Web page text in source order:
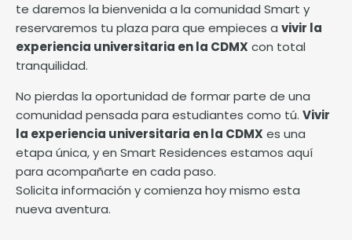
te daremos la bienvenida a la comunidad Smart y
reservaremos tu plaza para que empieces a vivir la
experiencia universitaria en la CDMX con total
tranquilidad.
No pierdas la oportunidad de formar parte de una
comunidad pensada para estudiantes como tú. Vivir
la experiencia universitaria en la CDMX es una
etapa única, y en Smart Residences estamos aquí
para acompañarte en cada paso.
Solicita información y comienza hoy mismo esta
nueva aventura.